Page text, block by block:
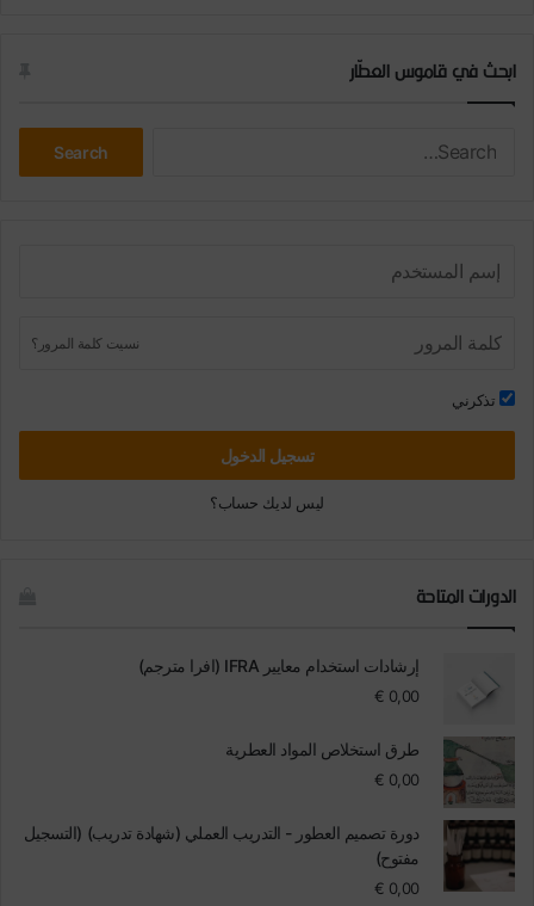
ابحث في قاموس العطّار
Search
نسيت كلمة المرور؟
تذكرني
تسجيل الدخول
ليس لديك حساب؟
الدورات المتاحة
إرشادات استخدام معايير IFRA (افرا مترجم)
€ 0,00
طرق استخلاص المواد العطرية
€ 0,00
دورة تصميم العطور - التدريب العملي (شهادة تدريب) (التسجيل
مفتوح)
€ 0,00